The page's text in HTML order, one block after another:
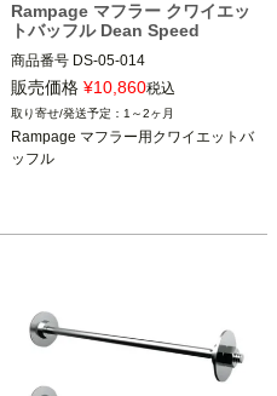
Rampage マフラー クワイエッ
トバッフル Dean Speed
商品番号 DS-05-014
DEAN SPEED （ディーンスピード）
販売価格 ¥10,860税込
1～2ヶ月
Rampage マフラー用クワイエットバ
ッフル